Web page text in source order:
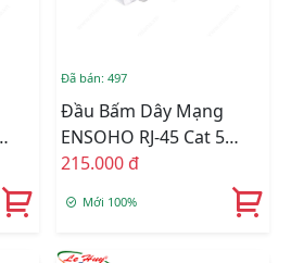
Đã bán: 497
Đầu Bấm Dây Mạng
ENSOHO RJ-45 Cat 5
Chống Nhiễu 100 Cái/túi
215.000 đ
Mới 100%